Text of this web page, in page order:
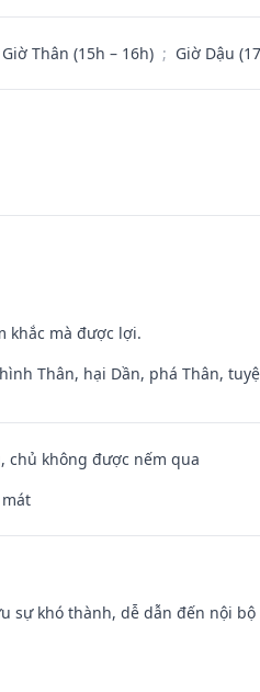
Giờ Thân (15h – 16h) ; Giờ Dậu
khắc mà được lợi.
Thân, hại Dần, phá Thân,
chủ không được nếm qua
khó thành, dễ dẫn đến nội